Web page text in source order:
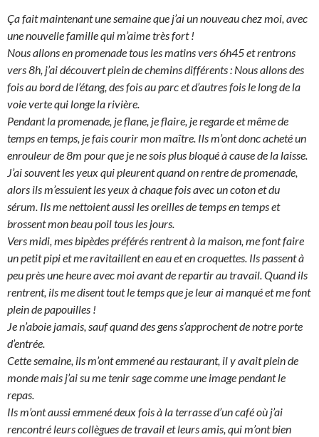
Çafait maintenant une semaine que j’ai un nouveau chez moi, avec
une nouvelle famille qui m’aime très fort !
Nous allons en promenade tous les matins vers 6h45 et rentrons
vers 8h, j’ai découvert plein de chemins différents : Nous allons des
fois au bord de l’étang, des fois au parc et d’autres fois le long de la
voie verte qui longe la rivière.
Pendant la promenade, je flane, je flaire, je regarde et même de
temps en temps, je fais courir mon maître. Ils m’ont donc acheté un
enrouleur de 8m pour que je ne sois plus bloqué à cause de la laisse.
J’ai souvent les yeux qui pleurent quand on rentre de promenade,
alors ils m’essuient les yeux à chaque fois avec un coton et du
sérum. Ils me nettoient aussi les oreilles de temps en temps et
brossent mon beau poil tous les jours.
Vers midi, mes bipèdes préférés rentrent à la maison, me font faire
un petit pipi et me ravitaillent en eau et en croquettes. Ils passent à
peu près une heure avec moi avant de repartir au travail. Quand ils
rentrent, ils me disent tout le temps que je leur ai manqué et me font
plein de papouilles !
Je n’aboie jamais, sauf quand des gens s’approchent de notre porte
d’entrée.
Cette semaine, ils m’ont emmené au restaurant, il y avait plein de
monde mais j’ai su me tenir sage comme une image pendant le
repas.
Ils m’ont aussi emmené deux fois à la terrasse d’un café où j’ai
rencontré leurs collègues de travail et leurs amis, qui m’ont bien